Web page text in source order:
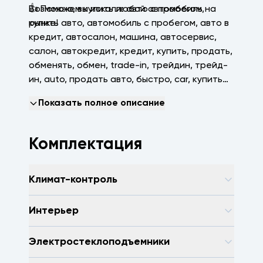
👍 Поможем купить любой автомобиль на
рынке!
Возможно, вы искали: авто с пробегом,
купить авто, автомобиль с пробегом, авто в
кредит, автосалон, машина, автосервис,
салон, автокредит, кредит, купить, продать,
обменять, обмен, trаdе-in, трейдин, трейд-
ин, аutо, продать авто, быстро, саr, купить
пробегсервис, селект, арконт, Волгоград,
Показать полное описание
Комплектация
Климат-контроль
Интерьер
Электростеклоподъемники